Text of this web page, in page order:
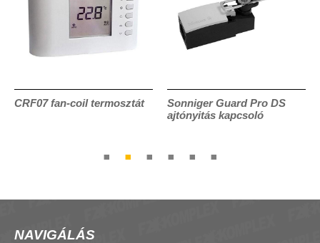
CRF07 fan-coil termosztát
Sonniger Guard Pro DS
ajtónyitás kapcsoló
NAVIGÁLÁS